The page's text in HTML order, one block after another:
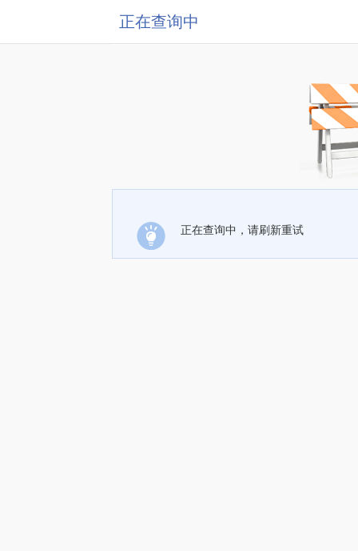
正在查询中
正在查询中，请刷新重试